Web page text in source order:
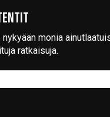
nykyään monia
ratkaisuja.